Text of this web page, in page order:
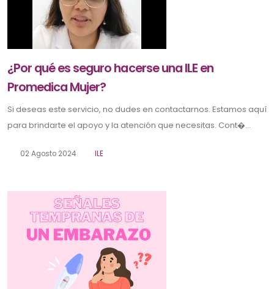
¿Por qué es seguro hacerse una ILE en
Promedica Mujer?
Si deseas este servicio, no dudes en contactarnos. Estamos aquí
para brindarte el apoyo y la atención que necesitas. Cont�...
02 Agosto 2024 ILE